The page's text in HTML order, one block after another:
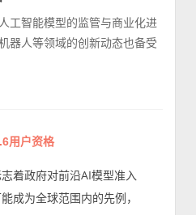
工智能模型的监管与商业化进
器人等领域的创新动态也备受
用户资格
着政府对前沿AI模型准入
成为全球范围内的先例，